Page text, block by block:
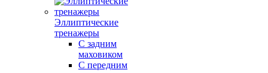
Эллиптические
тренажеры
С задним
маховиком
С передним